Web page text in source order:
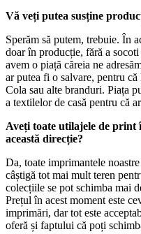
Vă veți putea susține
Sperăm să putem, trebuie. În
doar în producție, fără a
avem o piață căreia ne
ar putea fi o salvare, pentru
Cola sau alte branduri. Piața
a textilelor de casă pentru că
Aveți toate utilajele de print
această direcție?
Da, toate imprimantele
câștigă tot mai mult teren
colecțiile se pot schimba mai
Prețul în acest moment este
imprimări, dar tot este
oferă și faptului că poți